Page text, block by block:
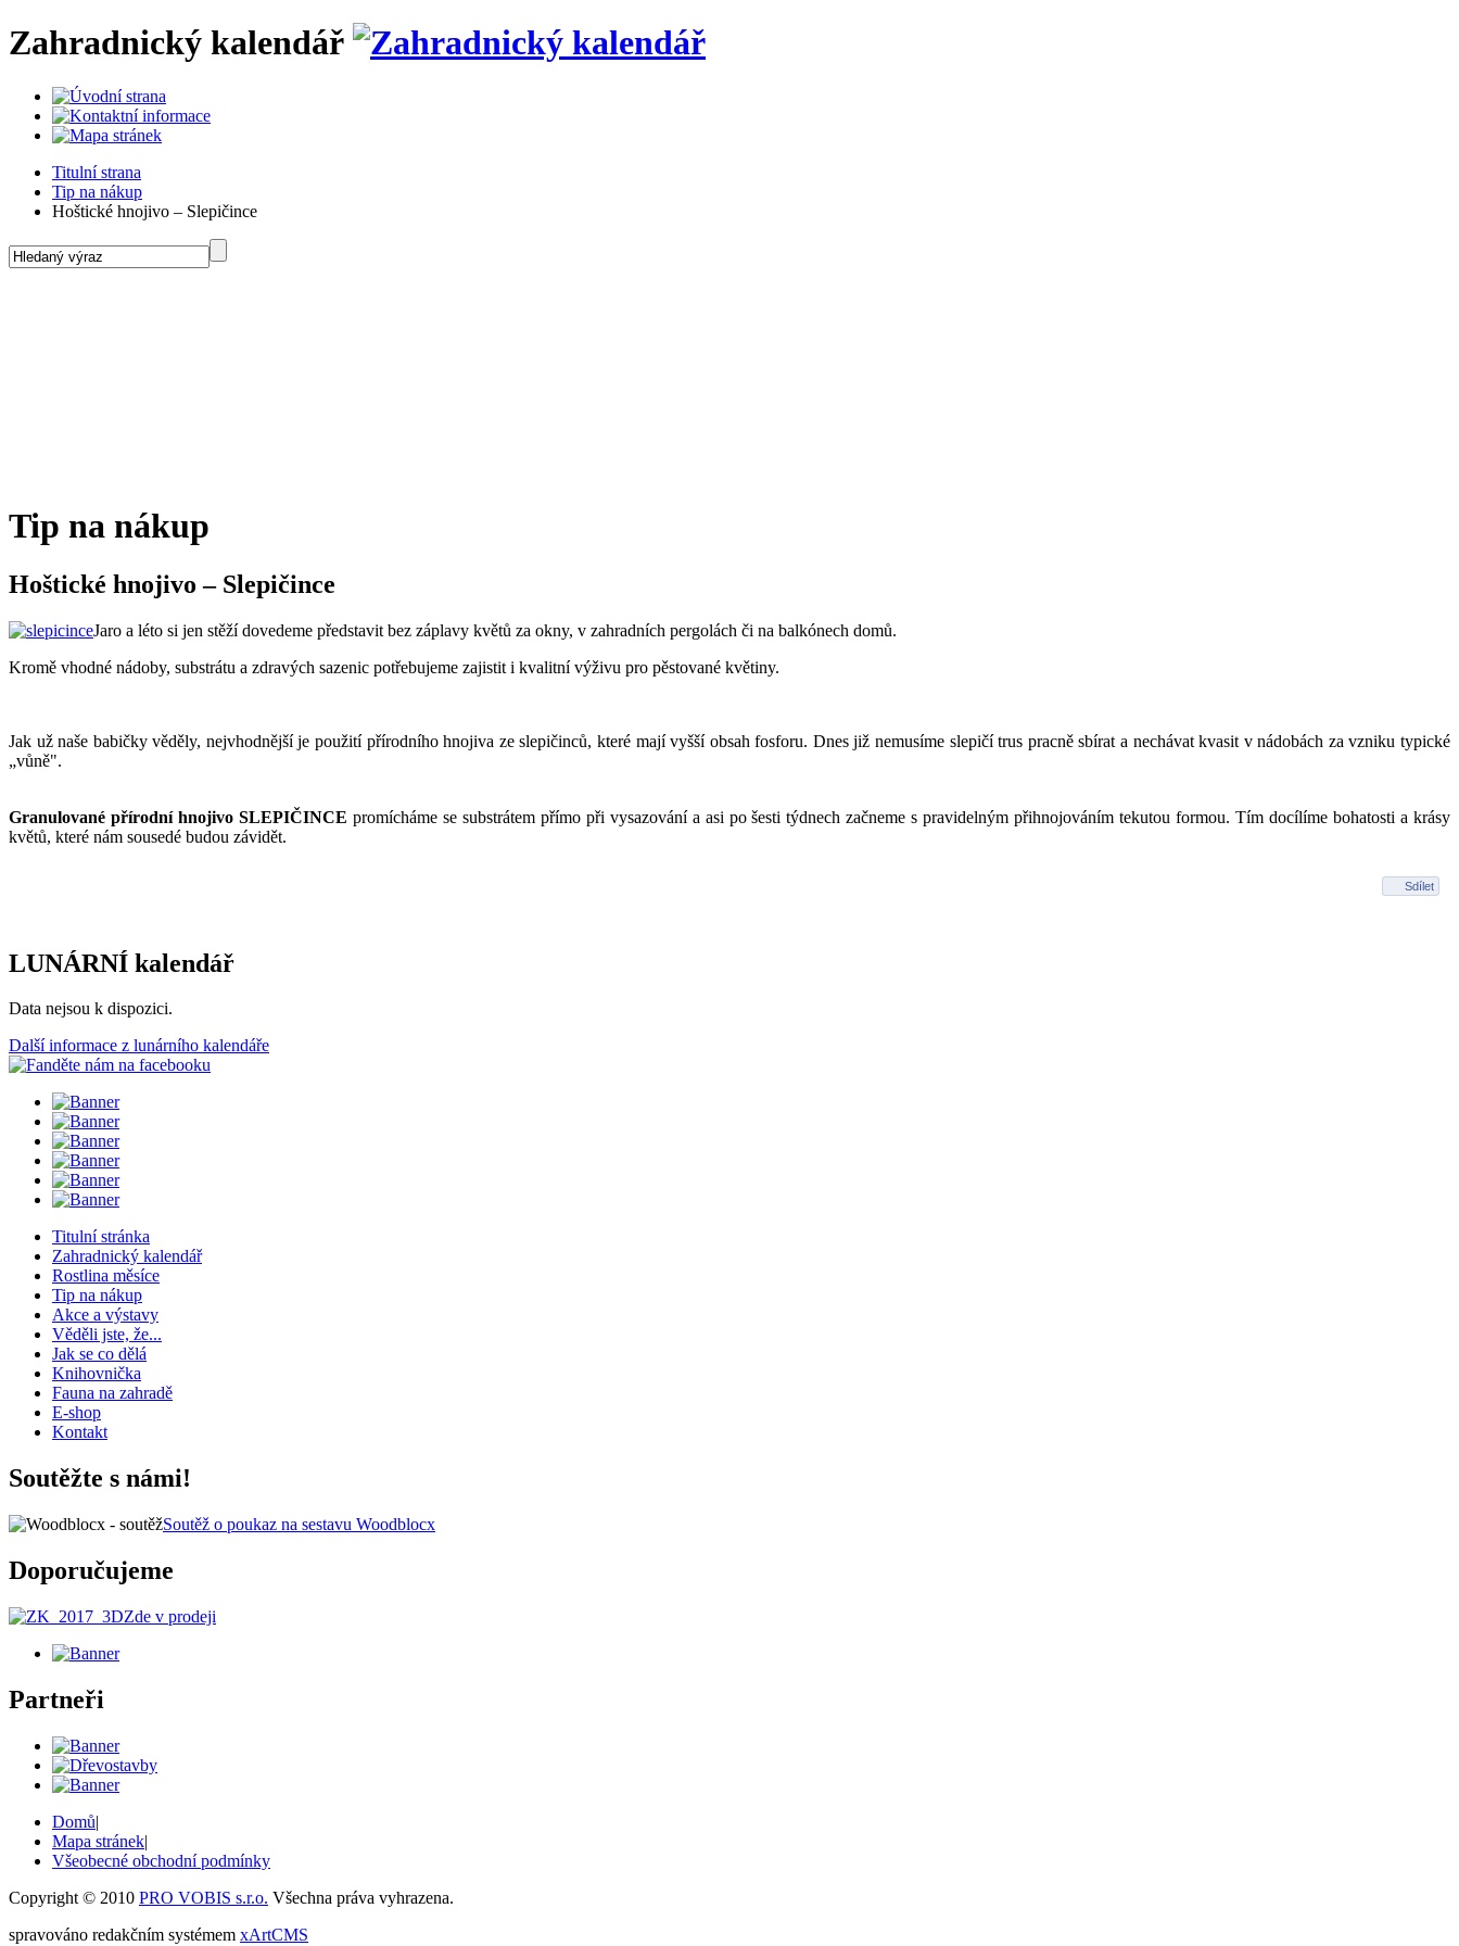
Zahradnický kalendář
Titulní strana
Tip na nákup
Hoštické hnojivo – Slepičince
Tip na nákup
Hoštické hnojivo – Slepičince
Jaro a léto si jen stěží dovedeme představit bez záplavy květů za okny, v zahradních pergolách či na balkónech domů.
Kromě vhodné nádoby, substrátu a zdravých sazenic potřebujeme zajistit i kvalitní výživu pro pěstované květiny.
Jak už naše babičky věděly, nejvhodnější je použití přírodního hnojiva ze slepičinců, které mají vyšší obsah fosforu. Dnes již nemusíme slepičí trus pracně sbírat a nechávat kvasit v nádobách za vzniku typické
„vůně".
Granulované přírodní hnojivo SLEPIČINCE promícháme se substrátem přímo při vysazování a asi po šesti týdnech začneme s pravidelným přihnojováním tekutou formou. Tím docílíme bohatosti a krásy
květů, které nám sousedé budou závidět.
Sdílet
LUNÁRNÍ kalendář
Data nejsou k dispozici.
Další informace z lunárního kalendáře
Titulní stránka
Zahradnický kalendář
Rostlina měsíce
Tip na nákup
Akce a výstavy
Věděli jste, že...
Jak se co dělá
Knihovnička
Fauna na zahradě
E-shop
Kontakt
Soutěžte s námi!
Soutěž o poukaz na sestavu Woodblocx
Doporučujeme
Zde v prodeji
Partneři
Domů|
Mapa stránek|
Všeobecné obchodní podmínky
Copyright © 2010 PRO VOBIS s.r.o. Všechna práva vyhrazena.
spravováno redakčním systémem xArtCMS